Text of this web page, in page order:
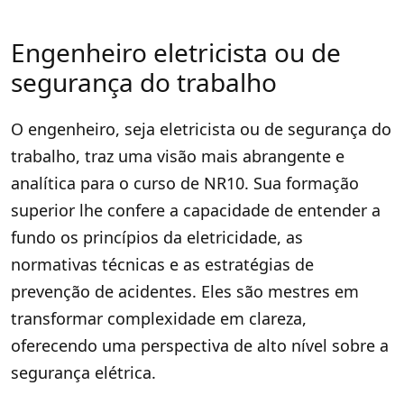
Engenheiro eletricista ou de
segurança do trabalho
O engenheiro, seja eletricista ou de segurança do
trabalho, traz uma visão mais abrangente e
analítica para o curso de NR10. Sua formação
superior lhe confere a capacidade de entender a
fundo os princípios da eletricidade, as
normativas técnicas e as estratégias de
prevenção de acidentes. Eles são mestres em
transformar complexidade em clareza,
oferecendo uma perspectiva de alto nível sobre a
segurança elétrica.